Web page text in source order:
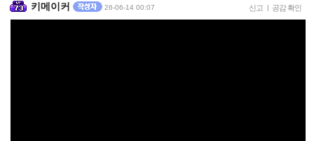
키메이커 26-06-14 00:07 신고 | 공감 확인